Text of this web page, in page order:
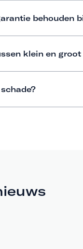
behouden
klein en groot